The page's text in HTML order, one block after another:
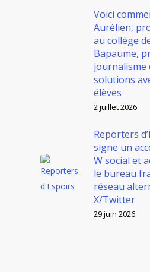
Voici
Aurélien,
au collège
Bapaume,
journalisme
solutions
élèves
2 juillet 2026
Reporters
signe un
W social et
le bureau
réseau
X/Twitter
29 juin 2026